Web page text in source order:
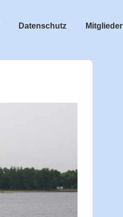
Datenschutz Mitglieder